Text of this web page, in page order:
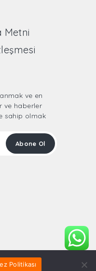
Metni
ve en
ve haberler
sahip olmak
Politikası